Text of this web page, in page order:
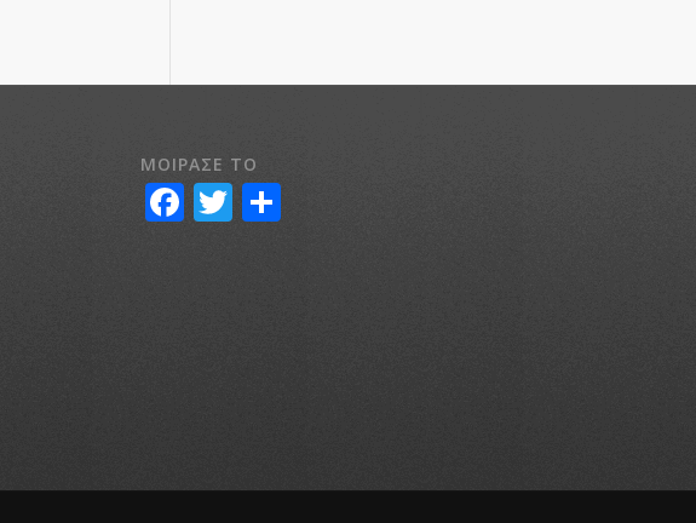
ΜΟΙΡΑΣΕ ΤΟ
Facebook
Twitter
Μοιραστείτε